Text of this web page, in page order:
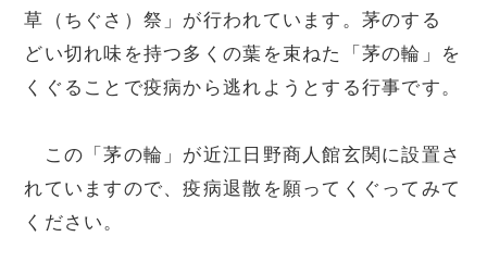
草（ちぐさ）祭」が行われています。茅のする
どい切れ味を持つ多くの葉を束ねた「茅の輪」を
くぐることで疫病から逃れようとする行事です。
この「茅の輪」が近江日野商人館玄関に設置さ
れていますので、疫病退散を願ってくぐってみて
ください。